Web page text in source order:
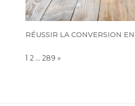
RÉUSSIR LA CONVERSION
Page:
1 2 … 289 NEXT
»